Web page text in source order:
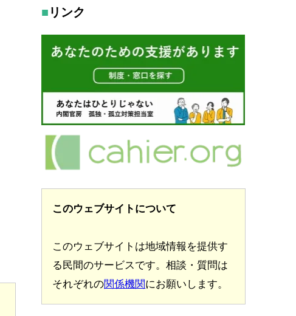
リンク
このウェブサイトについて
このウェブサイトは地域情報を提供す
る民間のサービスです。相談・質問は
それぞれの関係機関にお願いします。